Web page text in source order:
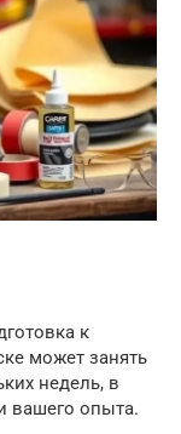
к
может занять
недель, в
вашего опыта.